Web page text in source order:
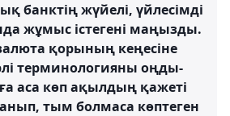
банктің жүйелі, үйлесімді
жұмыс істегені маңызды.
қорының кеңесіне
терминологияны оңды-
аса көп ақылдың қажеті
тым болмаса көптеген